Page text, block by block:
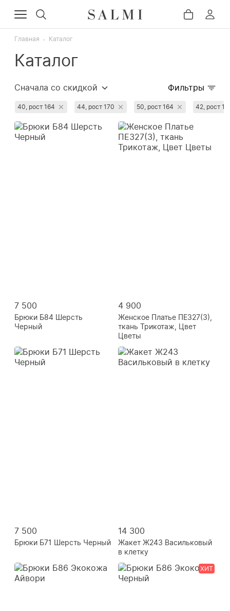
Главная Каталог
Каталог
Сначала со скидкой
Сначала популярные
Сначала дешёвые
Фильтры
40, рост 164 44, рост 170 50, рост 164 42, рост
7 500
Брюки Б84 Шерсть
Черный
4 900
Женское Платье ПЕ327(3),
ткань Трикотаж, Цвет
Цветы
7 500
Брюки Б71 Шерсть Черный
14 300
Жакет Ж243 Васильковый
в клетку
ХИТ